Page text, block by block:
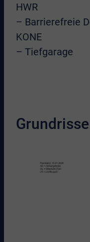
HWR
– Barrierefreie
KONE
– Tiefgarage
Grundrisse